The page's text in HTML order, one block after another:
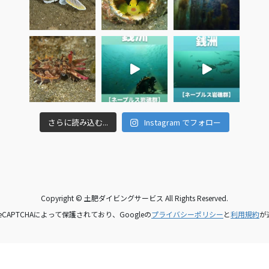
さらに読み込む... Instagram でフォロー
Copyright © 土肥ダイビングサービス All Rights Reserved.
によって保護されており、Googleのプライバシーポリシーと利用規約が